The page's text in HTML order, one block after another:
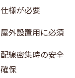
仕様が必要
屋外設置用に必須
配線密集時の安全
確保